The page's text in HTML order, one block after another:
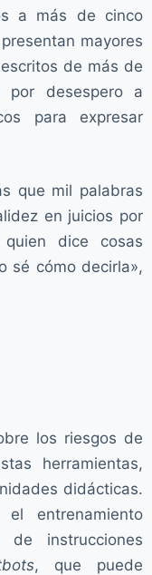
a más de cinco
mayores
de más de
desespero a
para expresar
que mil palabras
en juicios por
dice cosas
sé cómo decirla»,
los riesgos de
herramientas,
didácticas.
entrenamiento
instrucciones
, que puede